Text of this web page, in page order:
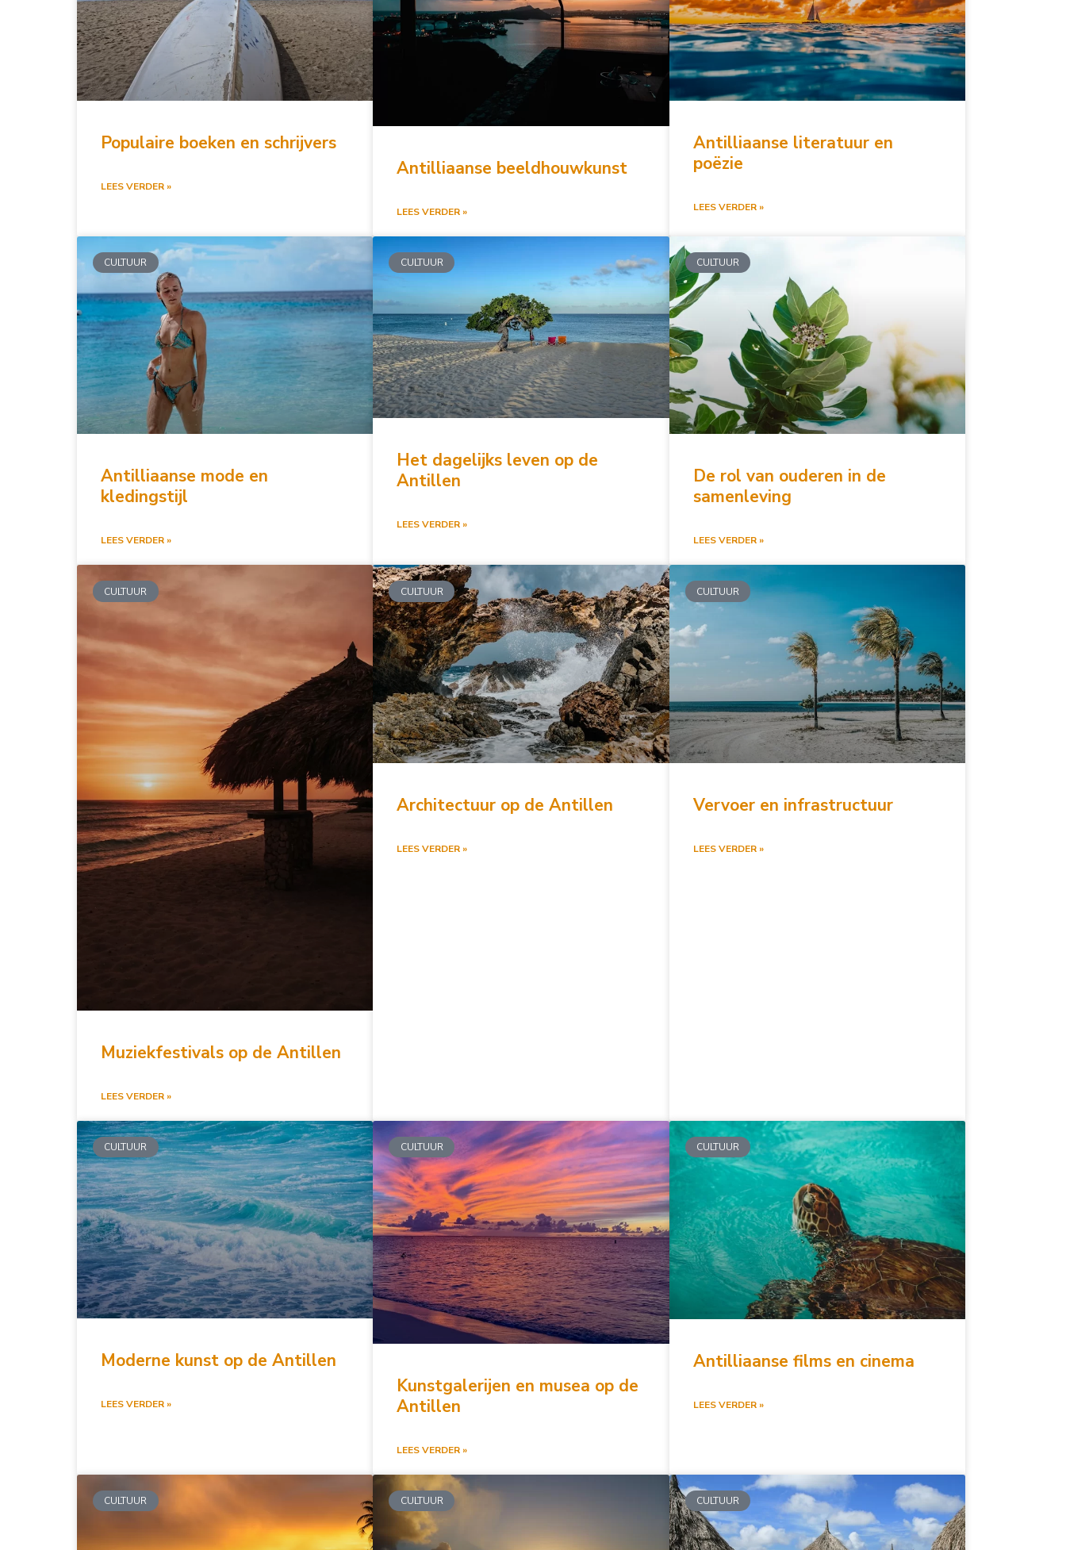
Populaire boeken en schrijvers
LEES VERDER »
Antilliaanse beeldhouwkunst
LEES VERDER »
Antilliaanse literatuur en
poëzie
LEES VERDER »
CULTUUR
Antilliaanse mode en
kledingstijl
LEES VERDER »
CULTUUR
Het dagelijks leven op de
Antillen
LEES VERDER »
CULTUUR
De rol van ouderen in de
samenleving
LEES VERDER »
CULTUUR
Muziekfestivals op de Antillen
LEES VERDER »
CULTUUR
Architectuur op de Antillen
LEES VERDER »
CULTUUR
Vervoer en infrastructuur
LEES VERDER »
CULTUUR
Moderne kunst op de Antillen
LEES VERDER »
CULTUUR
Kunstgalerijen en musea op de
Antillen
LEES VERDER »
CULTUUR
Antilliaanse films en cinema
LEES VERDER »
CULTUUR CULTUUR CULTUUR